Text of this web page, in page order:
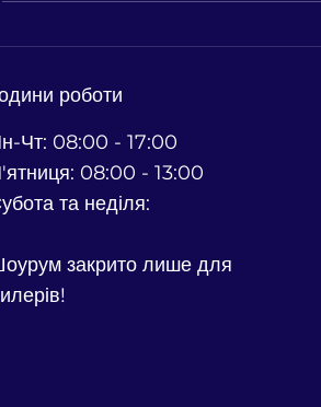
роботи
Чт: 08:00 - 17:00
08:00 - 13:00
та неділя:
закрито лише для